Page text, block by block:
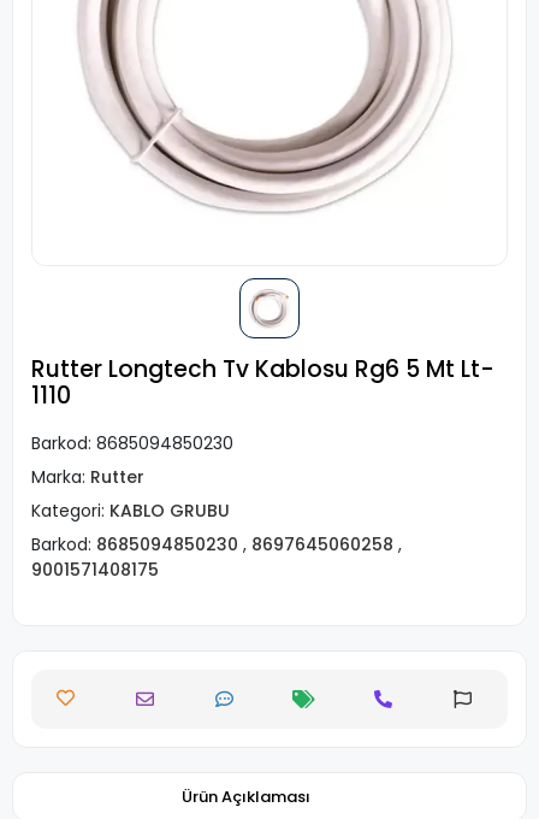
Rutter Longtech Tv Kablosu Rg6 5 Mt Lt-
1110
Barkod: 8685094850230
Marka: Rutter
Kategori: KABLO GRUBU
Barkod: 8685094850230 , 8697645060258 ,
9001571408175
Ürün Açıklaması